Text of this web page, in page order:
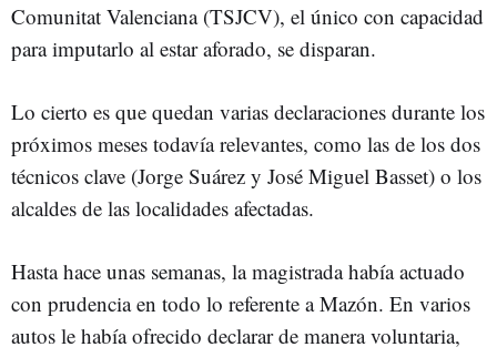
Comunitat Valenciana (TSJCV), el único con capacidad
para imputarlo al estar aforado, se disparan.
Lo cierto es que quedan varias declaraciones durante los
próximos meses todavía relevantes, como las de los dos
técnicos clave (Jorge Suárez y José Miguel Basset) o los
alcaldes de las localidades afectadas.
Hasta hace unas semanas, la magistrada había actuado
con prudencia en todo lo referente a Mazón. En varios
autos le había ofrecido declarar de manera voluntaria,